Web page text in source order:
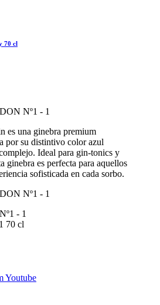
70 cl
es una ginebra premium
por su distintivo color azul
Ideal para gin-tonics y
ginebra es perfecta para aquellos
sofisticada en cada sorbo.
70 cl
Youtube